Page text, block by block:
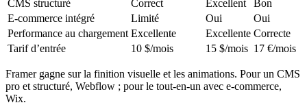
CMS structuré
Correct Excellent
Bon
E-commerce intégré
Limité Oui
Oui
Performance au chargement Excellente Excellente Correcte
Tarif d’entrée
10 $/mois 15 $/mois 17 €/mois
Framer gagne sur la finition visuelle et les animations. Pour un CMS
pro et structuré, Webflow ; pour le tout-en-un avec e-commerce,
Wix.